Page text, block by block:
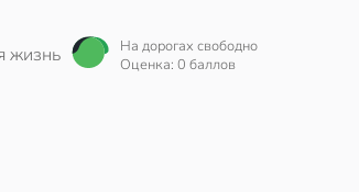
жизнь
На дорогах свободно
Оценка: 0 баллов